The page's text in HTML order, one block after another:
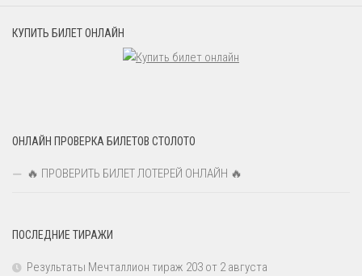
КУПИТЬ БИЛЕТ ОНЛАЙН
ОНЛАЙН ПРОВЕРКА БИЛЕТОВ СТОЛОТО
🔥 ПРОВЕРИТЬ БИЛЕТ ЛОТЕРЕЙ ОНЛАЙН 🔥
ПОСЛЕДНИЕ ТИРАЖИ
Результаты Мечталлион тираж 203 от 2 августа